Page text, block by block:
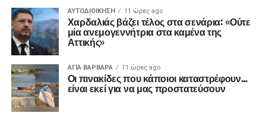
ΑΥΤΟΔΙΟΊΚΗΣΗ 11 ώρες ago
Χαρδαλιάς βάζει τέλος στα σενάρια: «Ούτε
μία ανεμογεννήτρια στα καμένα της
Αττικής»
ΑΓΙΑ ΒΑΡΒΑΡΑ 11 ώρες ago
Οι πινακίδες που κάποιοι καταστρέφουν…
είναι εκεί για να μας προστατεύσουν